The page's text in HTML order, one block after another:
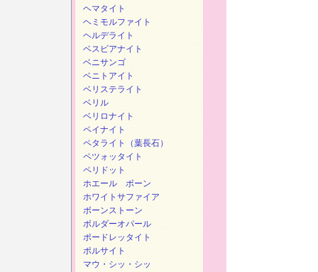
ヘマタイト
ヘミモルファイト
ヘルデライト
ベスビアナイト
ベニサンゴ
ベニトアイト
ベリステライト
ベリル
ベリロナイト
ペイナイト
ペタライト（葉長石）
ペツォッタイト
ペリドット
ホエール ボーン
ホワイトサファイア
ボーンストーン
ボルダーオパール
ポードレッタイト
ポルサイト
マウ・シッ・シッ